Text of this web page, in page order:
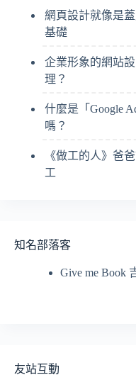
網頁設計就像是
基礎
企業形象的網站
理？
什麼是「Google
嗎？
《做工的人》爸
工
知名部落客
Give me Book
友站互動